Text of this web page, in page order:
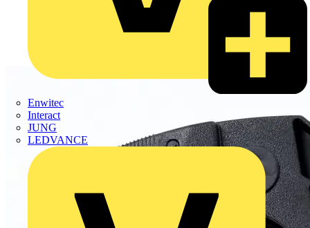
Enwitec
Interact
JUNG
LEDVANCE